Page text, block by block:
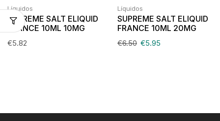
Líquidos
SUPREME SALT ELIQUID
FRANCE 10ML 10MG
€5.82
Líquidos
SUPREME SALT ELIQUID
FRANCE 10ML 20MG
€6.50 €5.95